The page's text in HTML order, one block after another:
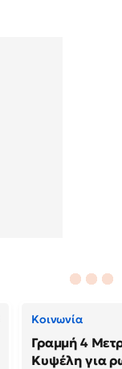
Κοινωνία
Γραμμή 4
Κυψέλη για